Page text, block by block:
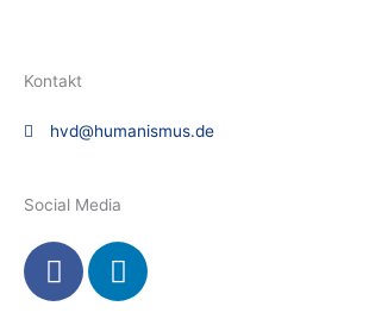
Kontakt
hvd@humanismus.de
Social Media
F
a
L
i